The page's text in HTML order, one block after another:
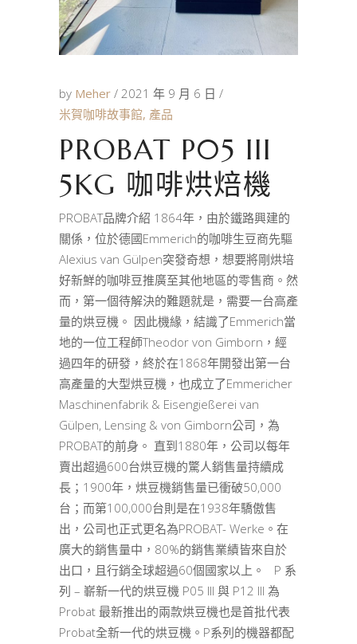
by Meher
2021 年 9 月 6 日
米賀咖啡故事館, 產品
PROBAT P05 III
5KG 咖啡烘焙機
PROBAT品牌介紹 1864年，由於鐵路興建的
關係，位於德國Emmerich的咖啡生豆商先驅
Alexius van Gülpen突發奇想，想要將剛烘培
好新鮮的咖啡豆推廣至其他地區的零售商。然
而，第一個待解決的難題就是，需要一台高產
量的烘豆機。 因此機緣，結識了Emmerich當
地的一位工程師Theodor von Gimborn，經
過四年的研發，終於在1868年開發出第一台
高產量的大型烘豆機，也成立了Emmericher
Maschinenfabrik & Eisengießerei van
Gülpen, Lensing & von Gimborn公司，為
PROBAT的前身。 直到1880年，公司以每年
賣出超過600台烘豆機的驚人銷售量持續成
長；1900年，烘豆機銷售量已衝破50,000
台；而第100,000台則是在1938年驕傲售
出，公司也正式更名為PROBAT- Werke。在
廣大的銷售量中，80%的銷售業績皆來自於
出口，且行銷全球超過60個國家以上。 P 系
列 – 嶄新一代的烘豆機 P05 III 與 P12 III 為
Probat 最新推出的兩款烘豆機也是首批代表
Probat全新一代的烘豆機。P系列的機器都配